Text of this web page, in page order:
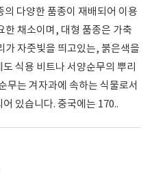
다양한 품종이 재배되어 이용
한 채소이며, 대형 품종은 가축
가 자줏빛을 띄고있는, 붉은색을
식용 비트나 서양순무의 뿌리
무는 겨자과에 속하는 식물로서
있습니다. 중국에는 170..